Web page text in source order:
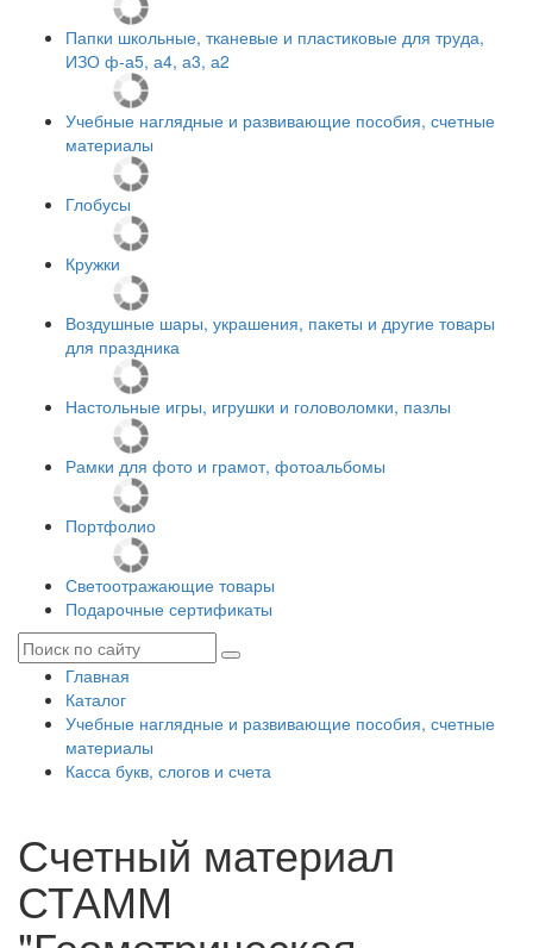
Папки школьные, тканевые и пластиковые для труда,
ИЗО ф-а5, а4, а3, а2
Учебные наглядные и развивающие пособия, счетные
материалы
Глобусы
Кружки
Воздушные шары, украшения, пакеты и другие товары
для праздника
Настольные игры, игрушки и головоломки, пазлы
Рамки для фото и грамот, фотоальбомы
Портфолио
Светоотражающие товары
Подарочные сертификаты
Главная
Каталог
Учебные наглядные и развивающие пособия, счетные
материалы
Касса букв, слогов и счета
Счетный материал
СТАММ